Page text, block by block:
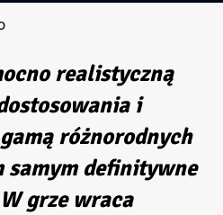
realistyczną
i
różnorodnych
definitywne
grze wraca